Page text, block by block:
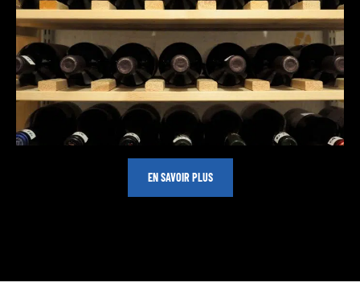
EN SAVOIR PLUS
Sous-
sol
semi-
enter
ré :
défini
incon
Sécur
grâce